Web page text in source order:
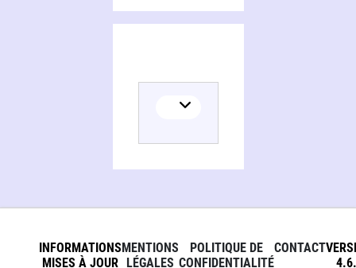
INFORMATIONS
MISES À JOUR
MENTIONS
LÉGALES
POLITIQUE DE
CONFIDENTIALITÉ
CONTACT